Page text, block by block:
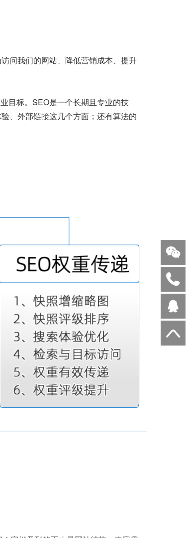
问我们的网站、降低营销成本、提升
目标。SEO是一个长期且专业的技
、外部链接这几个方面；还有算法的